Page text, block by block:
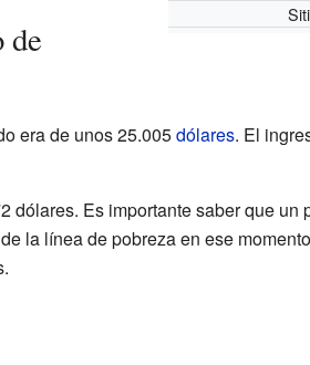
de
era de unos 25.005dólares. El
Es importante saber que un
la línea de pobreza en ese